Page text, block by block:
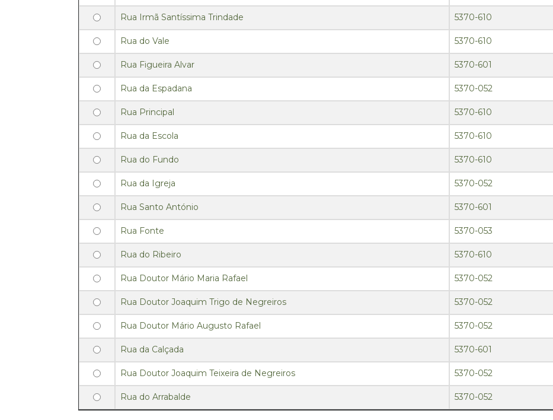
Rua Irmã Santíssima Trindade 5370-610
Rua do Vale 5370-610
Rua Figueira Alvar 5370-601
Rua da Espadana 5370-052
Rua Principal 5370-610
Rua da Escola 5370-610
Rua do Fundo 5370-610
Rua da Igreja 5370-052
Rua Santo António 5370-601
Rua Fonte 5370-053
Rua do Ribeiro 5370-610
Rua Doutor Mário Maria Rafael 5370-052
Rua Doutor Joaquim Trigo de Negreiros 5370-052
Rua Doutor Mário Augusto Rafael 5370-052
Rua da Calçada 5370-601
Rua Doutor Joaquim Teixeira de Negreiros 5370-052
Rua do Arrabalde 5370-052